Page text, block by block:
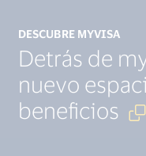
DESCUBRE MYVISA
Detrás de
nuevo
beneficios
Abrir
en
Nueva
ventana
,
Enlace
externo